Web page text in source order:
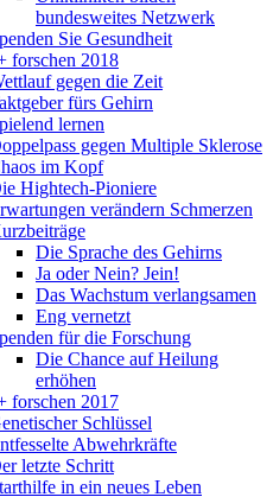
bundesweites Netzwerk
Sie Gesundheit
forschen 2018
gegen die Zeit
fürs Gehirn
lernen
gegen Multiple Sklerose
im Kopf
Hightech-Pioniere
verändern Schmerzen
Die Sprache des Gehirns
Ja oder Nein? Jein!
Das Wachstum verlangsamen
Eng vernetzt
für die Forschung
Die Chance auf Heilung
erhöhen
forschen 2017
Schlüssel
Abwehrkräfte
letzte Schritt
in ein neues Leben